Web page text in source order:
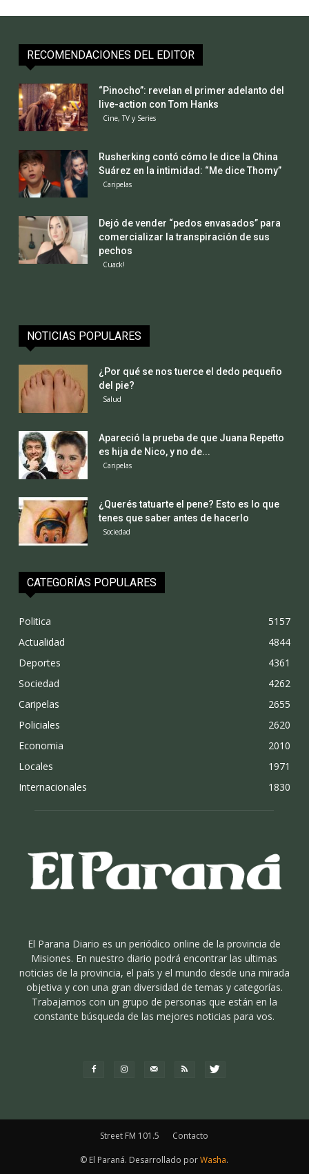
RECOMENDACIONES DEL EDITOR
“Pinocho”: revelan el primer adelanto del
live-action con Tom Hanks
Cine, TV y Series
Rusherking contó cómo le dice la China
Suárez en la intimidad: “Me dice Thomy”
Caripelas
Dejó de vender “pedos envasados” para
comercializar la transpiración de sus
pechos
Cuack!
NOTICIAS POPULARES
¿Por qué se nos tuerce el dedo pequeño
del pie?
Salud
Apareció la prueba de que Juana Repetto
es hija de Nico, y no de...
Caripelas
¿Querés tatuarte el pene? Esto es lo que
tenes que saber antes de hacerlo
Sociedad
CATEGORÍAS POPULARES
Politica
5157
Actualidad
4844
Deportes
4361
Sociedad
4262
Caripelas
2655
Policiales
2620
Economia
2010
Locales
1971
Internacionales
1830
El Parana Diario es un periódico online de la provincia de
Misiones. En nuestro diario podrá encontrar las ultimas
noticias de la provincia, el país y el mundo desde una mirada
objetiva y con una gran diversidad de temas y categorías.
Trabajamos con un grupo de personas que están en la
constante búsqueda de las mejores noticias para vos.
Street FM 101.5 Contacto
© El Paraná. Desarrollado porWasha.